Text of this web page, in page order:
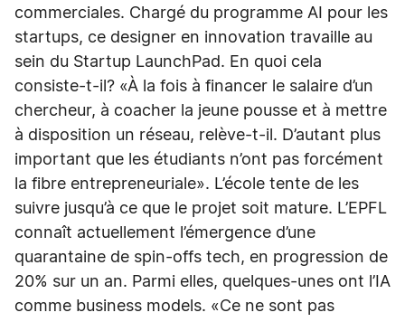
commerciales. Chargé du programme AI pour les
startups, ce designer en innovation travaille au
sein du Startup LaunchPad. En quoi cela
consiste-t-il? «À la fois à financer le salaire d’un
chercheur, à coacher la jeune pousse et à mettre
à disposition un réseau, relève-t-il. D’autant plus
important que les étudiants n’ont pas forcément
la fibre entrepreneuriale». L’école tente de les
suivre jusqu’à ce que le projet soit mature. L’EPFL
connaît actuellement l’émergence d’une
quarantaine de spin-offs tech, en progression de
20% sur un an. Parmi elles, quelques-unes ont l’IA
comme business models. «Ce ne sont pas